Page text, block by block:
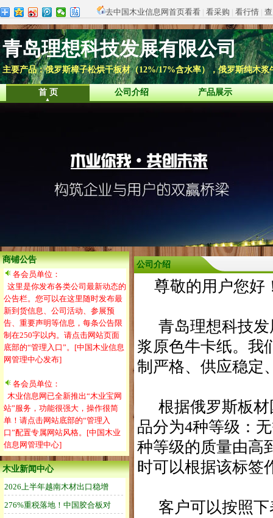
去中国木业信息网首页看看 | 看采购 | 看行情 |
青岛理想科技发展有限公司
主要产品：俄罗斯樟子松烘干板材（12%/17%含水率），俄罗斯纯木浆
首 页 公司介绍 产品展示
商铺公告
各会员单位：
这里是你发布各类公司最新动态的
公告栏。您可以在这里随时发布最
新到货信息、公司活动、参展预
告、重要声明等信息，每条公告限
制在250字以内。请点击网站页面
底部的“管理入口”。[中国木业信息
网管理中心发布]
各会员单位：
木业信息网已全新推出“木业宝网
站”服务，功能很强大，操作很简
单！请点击网站底部的“管理入
口”配置专属网站风格。[中国木业
信息网管理中心]
木业新闻中心
公司介绍
尊敬的用户您好
青岛理想科技发
浆原色牛卡纸。我
制严格、供应稳定
根据俄罗斯板材
品分为4种等级：
种等级的质量由高
时可以根据该标签
客户可以按照下